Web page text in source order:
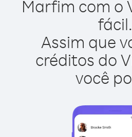
Marfim com o
fácil.
Assim que
créditos do
você